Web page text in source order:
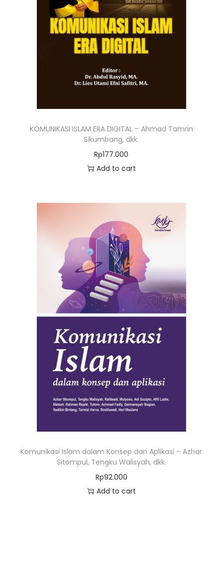
KOMUNIKASI ISLAM ERA DIGITAL – Ahmad Tamrin
Sikumbang, dkk.
Rp177.000
Add to cart
Komunikasi Islam dalam Konsep dan Aplikasi – Azhar
Sitompul, Tengku Walisyah, dkk.
Rp92.000
Add to cart